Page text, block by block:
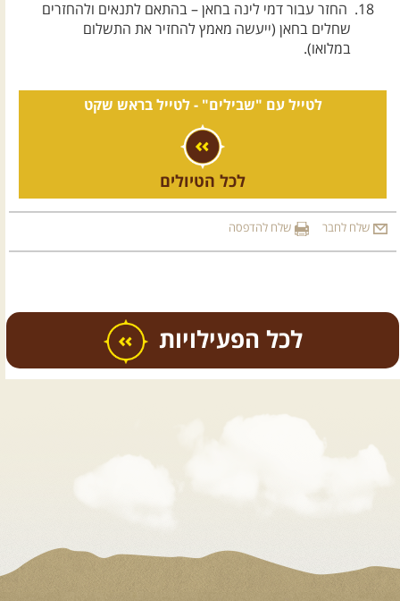
החזר עבור דמי לינה בחאן – בהתאם לתנאים ולהחזרים
שחלים בחאן (ייעשה מאמץ להחזיר את התשלום
במלואו).
לטייל עם "שבילים" -לטייל בראש שקט
לכל הטיולים
שלח לחבר שלח להדפסה
כל הפעילויות
טיולים מודרכים בארץ